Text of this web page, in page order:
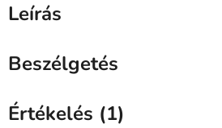
Leírás
Beszélgetés
Értékelés (1)